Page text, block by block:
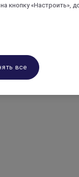
кнопку «Настроить»,
все